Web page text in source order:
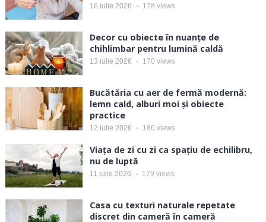
16 iulie 2026 178 views
Decor cu obiecte în nuanțe de
chihlimbar pentru lumină caldă
13 iulie 2026 170 views
Bucătăria cu aer de fermă modernă:
lemn cald, alburi moi și obiecte
practice
12 iulie 2026 186 views
Viața de zi cu zi ca spațiu de echilibru,
nu de luptă
11 iulie 2026 179 views
Casa cu texturi naturale repetate
discret din cameră în cameră